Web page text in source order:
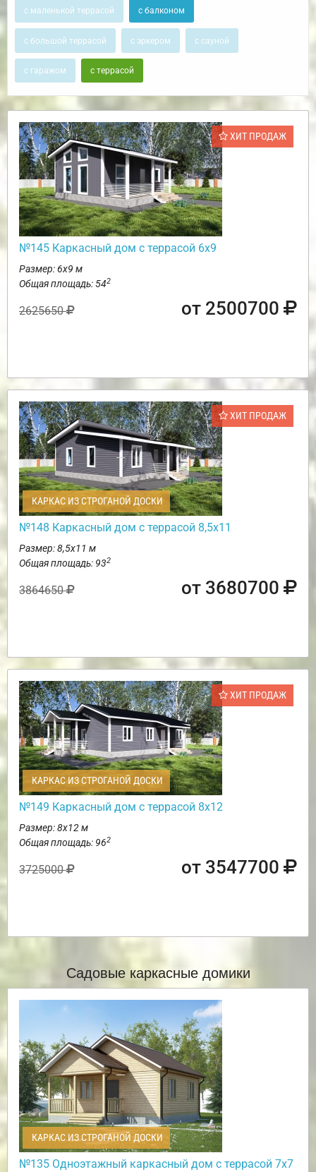
с маленькой террасой с балконом
с большой террасой с эркером с сауной
с гаражом с террасой
ХИТ ПРОДАЖ
№145 Каркасный дом с террасой 6х9
Размер: 6х9 м
Общая площадь: 542
2625650 от 2500700
ХИТ ПРОДАЖ
КАРКАС ИЗ СТРОГАНОЙ ДОСКИ
№148 Каркасный дом с террасой 8,5х11
Размер: 8,5х11 м
Общая площадь: 932
3864650 от 3680700
ХИТ ПРОДАЖ
КАРКАС ИЗ СТРОГАНОЙ ДОСКИ
№149 Каркасный дом с террасой 8х12
Размер: 8х12 м
Общая площадь: 962
3725000 от 3547700
Садовые каркасные домики
КАРКАС ИЗ СТРОГАНОЙ ДОСКИ
№135 Одноэтажный каркасный дом с террасой 7х7